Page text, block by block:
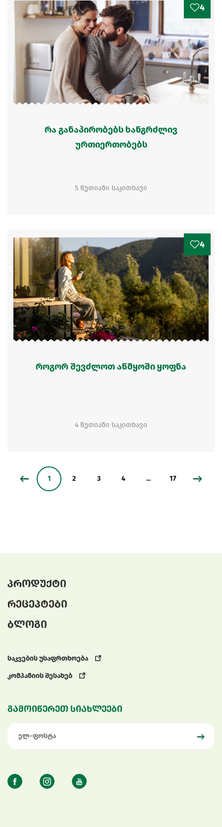
4
რა განაპირობებს ხანგრძლივ
ურთიერთობებს
5 წუთიანი საკითხავი
4
როგორ შევძლოთ აწმყოში ყოფნა
4 წუთიანი საკითხავი
1 2 3 4 ... 17
პროდუქტი
რეცეპტები
ბლოგი
საკვების უსაფრთხოება
კომპანიის შესახებ
გამოიწერეთ სიახლეები